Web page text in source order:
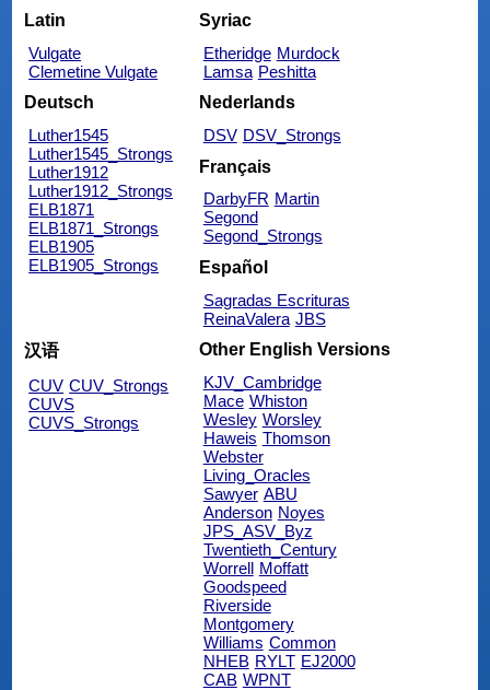
Latin
Vulgate
Clemetine Vulgate
Syriac
Etheridge Murdock
Lamsa Peshitta
Deutsch
Luther1545
Luther1545_Strongs
Luther1912
Luther1912_Strongs
ELB1871
ELB1871_Strongs
ELB1905
ELB1905_Strongs
Nederlands
DSV DSV_Strongs
Français
DarbyFR Martin
Segond
Segond_Strongs
Español
Sagradas Escrituras
ReinaValera JBS
汉语
CUV CUV_Strongs
CUVS
CUVS_Strongs
Other English Versions
KJV_Cambridge
Mace Whiston
Wesley Worsley
Haweis Thomson
Webster
Living_Oracles
Sawyer ABU
Anderson Noyes
JPS_ASV_Byz
Twentieth_Century
Worrell Moffatt
Goodspeed
Riverside
Montgomery
Williams Common
NHEB RYLT EJ2000
CAB WPNT